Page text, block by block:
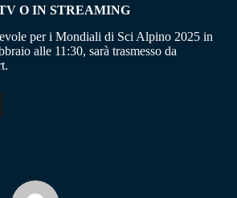
O IN STREAMING
per i Mondiali di Sci Alpino 2025 in
alle 11:30, sarà trasmesso da